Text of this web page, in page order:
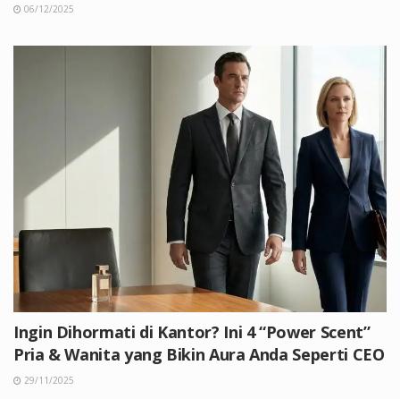
06/12/2025
Ingin Dihormati di Kantor? Ini 4 “Power Scent”
Pria & Wanita yang Bikin Aura Anda Seperti CEO
29/11/2025